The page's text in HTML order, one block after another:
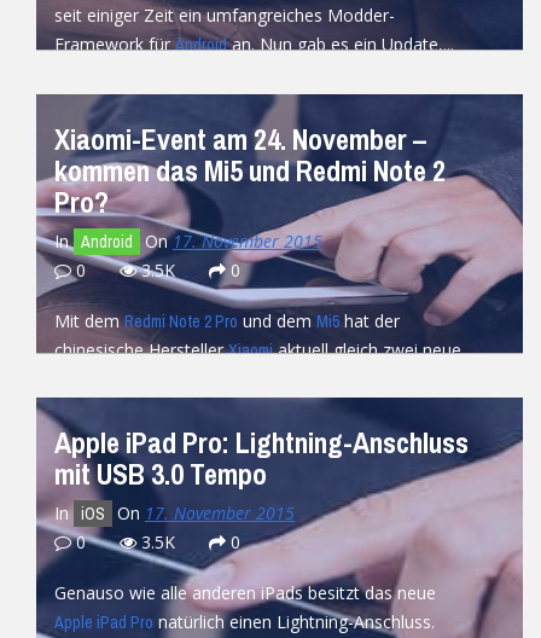
seit einiger Zeit ein umfangreiches Modder-
Framework fürAndroidan. Nun gab es ein Update,...
Xiaomi-Event am 24. November –
kommen das Mi5 und Redmi Note 2
Pro?
In Android On17. November 2015
0
3.5K 0
Mit demRedmi Note 2 Pro und dem Mi5 hat der
chinesische HerstellerXiaomiaktuell gleich zwei neue
READ MORE
Apple iPad Pro: Lightning-Anschluss
mit USB 3.0 Tempo
In iOS On 17. November 2015
0
3.5K 0
Genauso wie alle anderen iPads besitzt das neue
Apple iPad Pro natürlich einen Lightning-Anschluss.